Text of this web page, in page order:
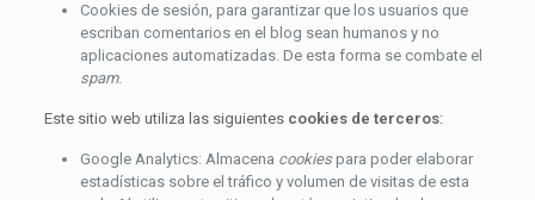
Cookies de sesión, para garantizar que los usuarios que
escriban comentarios en el blog sean humanos y no
aplicaciones automatizadas. De esta forma se combate el
spam.
Este sitio web utiliza las siguientes cookies de terceros:
Google Analytics: Almacena cookiespara poder elaborar
estadísticas sobre el tráfico y volumen de visitas de esta